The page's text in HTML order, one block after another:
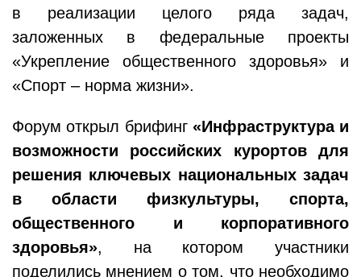
в реализации целого ряда задач,
заложенных в федеральные проекты
«Укрепление общественного здоровья» и
«Спорт – норма жизни».
Форум открыл брифинг «Инфраструктура и
возможности российских курортов для
решения ключевых национальных задач
в области физкультуры, спорта,
общественного и корпоративного
здоровья», на котором участники
поделились мнением о том, что необходимо